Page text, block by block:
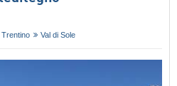
Trentino Val di Sole